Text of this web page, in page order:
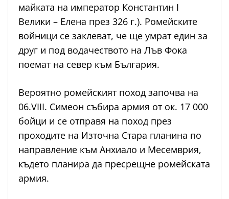
майката на император Константин I
Велики – Елена през 326 г.). Ромейските
войници се заклеват, че ще умрат един за
друг и под водачеството на Лъв Фока
поемат на север към България.
Вероятно ромейският поход започва на
06.VIII. Симеон събира армия от ок. 17 000
бойци и се отправя на поход през
проходите на Източна Стара планина по
направление към Анхиало и Месемврия,
където планира да пресрещне ромейската
армия.